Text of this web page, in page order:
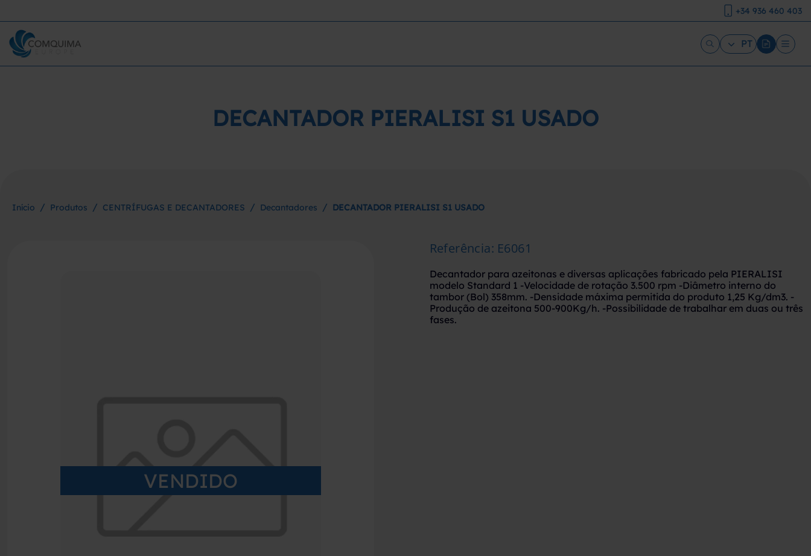
+34 936 460 403
PT
DECANTADOR PIERALISI S1 USADO
Início / Produtos / CENTRÍFUGAS E DECANTADORES / Decantadores / DECANTADOR PIERALISI S1 USADO
VENDIDO
Referência: E6061
Decantador para azeitonas e diversas aplicações fabricado pela PIERALISI
modelo Standard 1 -Velocidade de rotação 3.500 rpm -Diâmetro interno do
tambor (Bol) 358mm. -Densidade máxima permitida do produto 1,25 Kg/dm3. -
Produção de azeitona 500-900Kg/h. -Possibilidade de trabalhar em duas ou três
fases.